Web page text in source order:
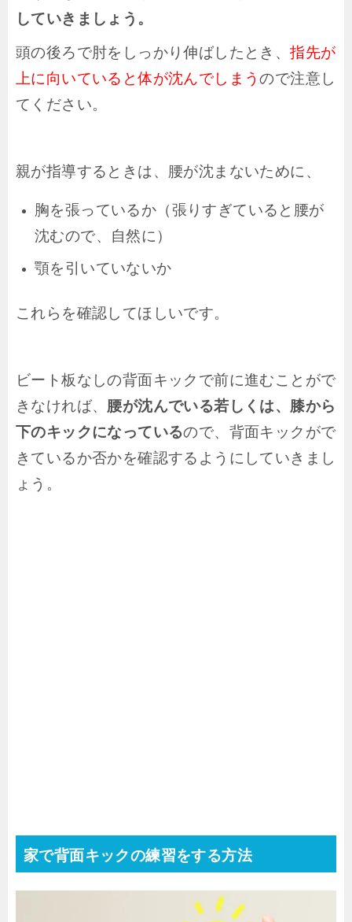
していきましょう。
頭の後ろで肘をしっかり伸ばしたとき、指先が
上に向いていると体が沈んでしまうので注意し
てください。
親が指導するときは、腰が沈まないために、
胸を張っているか（張りすぎていると腰が
沈むので、自然に）
顎を引いていないか
これらを確認してほしいです。
ビート板なしの背面キックで前に進むことがで
きなければ、 腰が沈んでいる若しくは、膝から
下のキックになっているので、背面キックがで
きているか否かを確認するようにしていきまし
ょう。
家で背面キックの練習をする方法